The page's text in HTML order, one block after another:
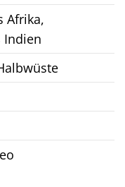
Afrika,
Indien